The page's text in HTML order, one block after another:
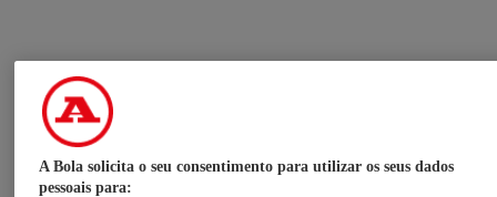
A Bola solicita o seu consentimento para utilizar os seus dados
pessoais para: